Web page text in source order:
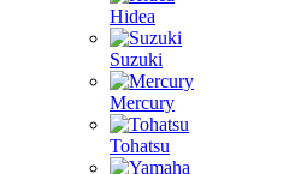
Hidea
Suzuki
Mercury
Tohatsu